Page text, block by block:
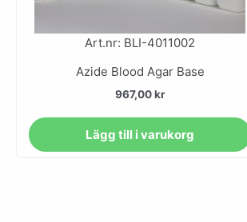
Art.nr: BLI-4011002
Azide Blood Agar Base
967,00kr
Lägg till i varukorg